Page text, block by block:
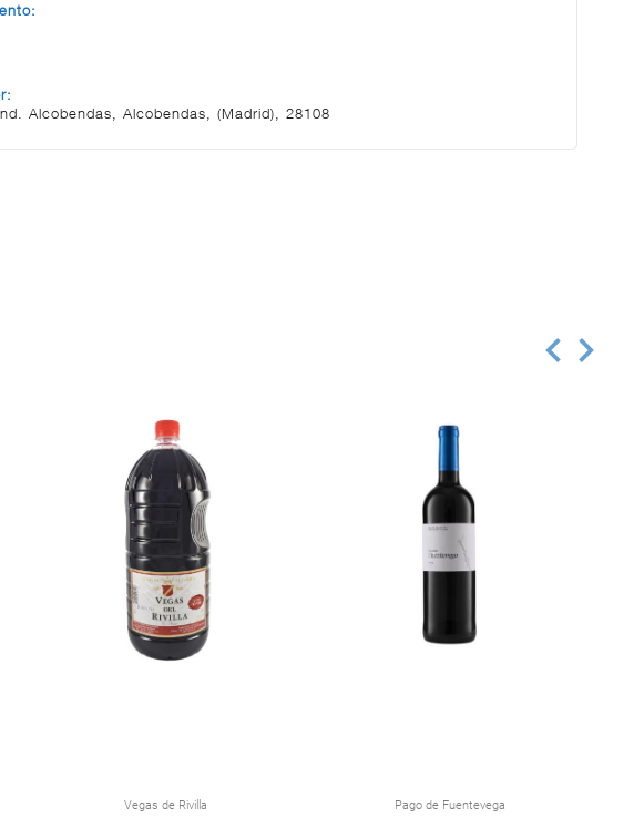
Alcobendas, Alcobendas, (Madrid), 28108
Vegas de Rivilla Pago de Fuentevega